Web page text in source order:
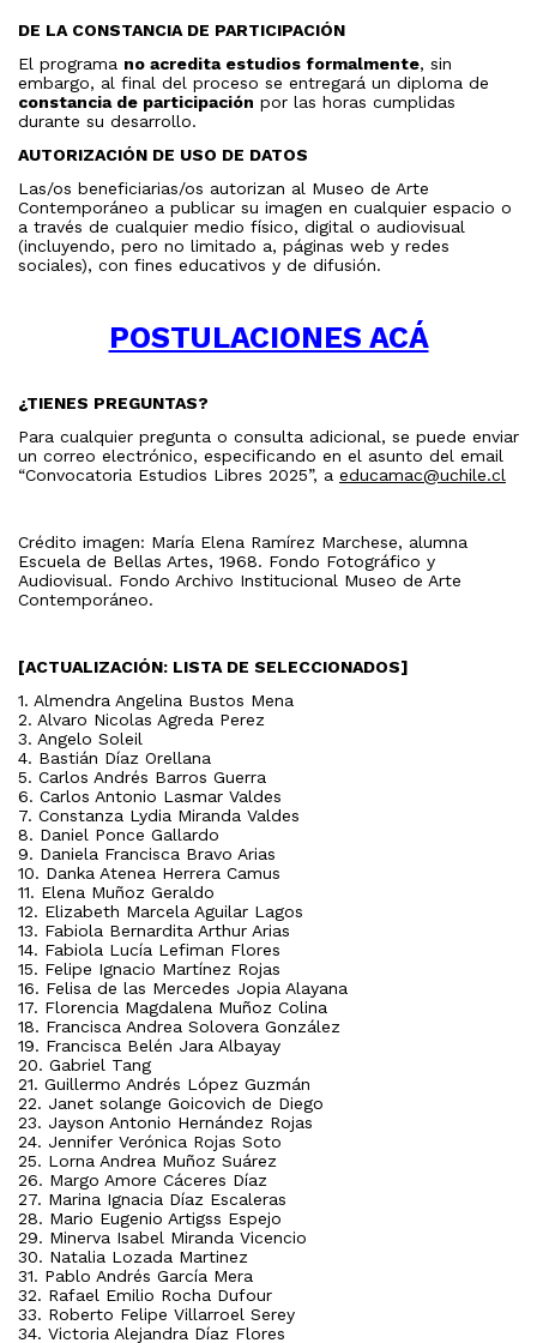
DE LA CONSTANCIA DE PARTICIPACIÓN
El programa no acredita estudios formalmente, sin
embargo, al final del proceso se entregará un diploma de
constancia de participación por las horas cumplidas
durante su desarrollo.
AUTORIZACIÓN DE USO DE DATOS
Las/os beneficiarias/os autorizan al Museo de Arte
Contemporáneo a publicar su imagen en cualquier espacio o
a través de cualquier medio físico, digital o audiovisual
(incluyendo, pero no limitado a, páginas web y redes
sociales), con fines educativos y de difusión.
POSTULACIONES ACÁ
¿TIENES PREGUNTAS?
Para cualquier pregunta o consulta adicional, se puede enviar
un correo electrónico, especificando en el asunto del email
“Convocatoria Estudios Libres 2025”, a educamac@uchile.cl
Crédito imagen: María Elena Ramírez Marchese, alumna
Escuela de Bellas Artes, 1968. Fondo Fotográfico y
Audiovisual. Fondo Archivo Institucional Museo de Arte
Contemporáneo.
[ACTUALIZACIÓN: LISTA DE SELECCIONADOS]
1. Almendra Angelina Bustos Mena
2. Alvaro Nicolas Agreda Perez
3. Angelo Soleil
4. Bastián Díaz Orellana
5. Carlos Andrés Barros Guerra
6. Carlos Antonio Lasmar Valdes
7. Constanza Lydia Miranda Valdes
8. Daniel Ponce Gallardo
9. Daniela Francisca Bravo Arias
10. Danka Atenea Herrera Camus
11. Elena Muñoz Geraldo
12. Elizabeth Marcela Aguilar Lagos
13. Fabiola Bernardita Arthur Arias
14. Fabiola Lucía Lefiman Flores
15. Felipe Ignacio Martínez Rojas
16. Felisa de las Mercedes Jopia Alayana
17. Florencia Magdalena Muñoz Colina
18. Francisca Andrea Solovera González
19. Francisca Belén Jara Albayay
20. Gabriel Tang
21. Guillermo Andrés López Guzmán
22. Janet solange Goicovich de Diego
23. Jayson Antonio Hernández Rojas
24. Jennifer Verónica Rojas Soto
25. Lorna Andrea Muñoz Suárez
26. Margo Amore Cáceres Díaz
27. Marina Ignacia Díaz Escaleras
28. Mario Eugenio Artigss Espejo
29. Minerva Isabel Miranda Vicencio
30. Natalia Lozada Martinez
31. Pablo Andrés García Mera
32. Rafael Emilio Rocha Dufour
33. Roberto Felipe Villarroel Serey
34. Victoria Alejandra Díaz Flores